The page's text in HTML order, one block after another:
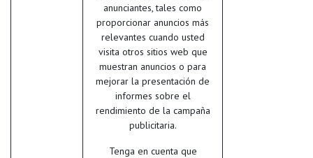
anunciantes, tales como
proporcionar anuncios más
relevantes cuando usted
visita otros sitios web que
muestran anuncios o para
mejorar la presentación de
informes sobre el
rendimiento de la campaña
publicitaria.
Tenga en cuenta que